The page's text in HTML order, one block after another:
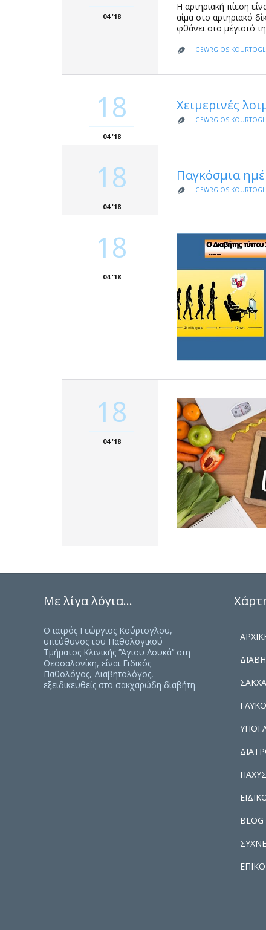
04 '18
Η αρτηριακή πίεση
αίμα στο αρτηριακό
φθάνει στο μέγιστό
 GEWRGIOS
18
04 '18
Χειμερινές
 GEWRGIOS
18
04 '18
Παγκόσμια
 GEWRGIOS
18
04 '18
18
04 '18
Με λίγα λόγια…
Ο ιατρός Γεώργιος Κούρτογλου,
υπεύθυνος του Παθολογικού
Τμήματος Κλινικής ‘’Άγιου Λουκά’’ στη
Θεσσαλονίκη, είναι Ειδικός
Παθολόγος, Διαβητολόγος,
εξειδικευθείς στο σακχαρώδη διαβήτη.
BLOG